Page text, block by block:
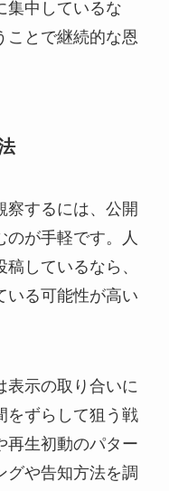
集中しているな
ことで継続的な恩
察するには、公開
のが手軽です。人
しているなら、
いる可能性が高い
表示の取り合いに
をずらして狙う戦
再生初動のパター
グや告知方法を調